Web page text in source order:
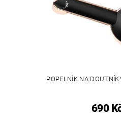
POPELNÍK NA
690